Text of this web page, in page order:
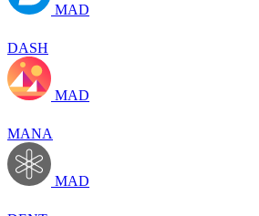
MAD
DASH
MAD
MANA
MAD